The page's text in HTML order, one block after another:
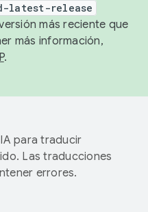
latest-release
más reciente que
más información,
.
para traducir
Las traducciones
errores.